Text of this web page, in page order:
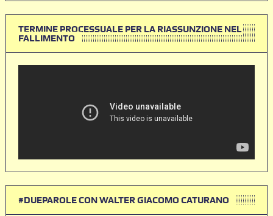
TERMINE PROCESSUALE PER LA RIASSUNZIONE NEL
FALLIMENTO
#DUEPAROLE CON WALTER GIACOMO CATURANO